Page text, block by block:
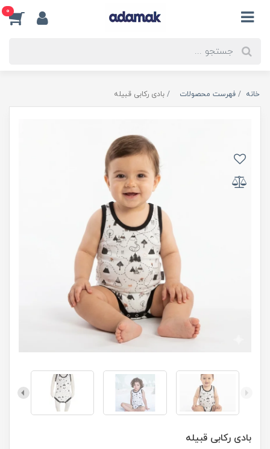
0
خانه فهرست محصولات بادی رکابی قبیله
بادی رکابی قبیله